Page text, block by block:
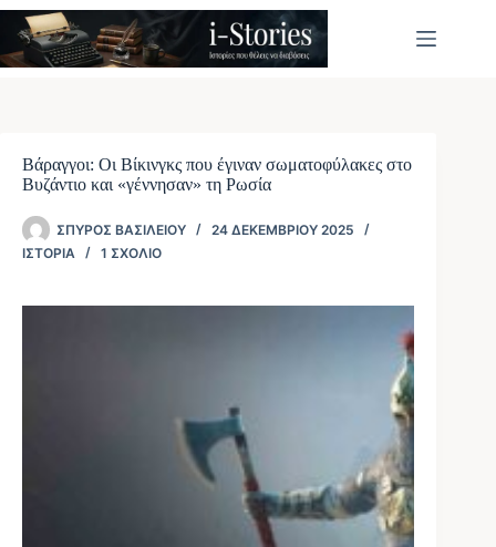
Μετάβαση
στο
περιεχόμενο
Βάραγγοι: Οι Βίκινγκς που έγιναν σωματοφύλακες στο
Βυζάντιο και «γέννησαν» τη Ρωσία
ΣΠΎΡΟΣ ΒΑΣΙΛΕΊΟΥ
24 ΔΕΚΕΜΒΡΊΟΥ 2025
ΙΣΤΟΡΊΑ
1 ΣΧΌΛΙΟ